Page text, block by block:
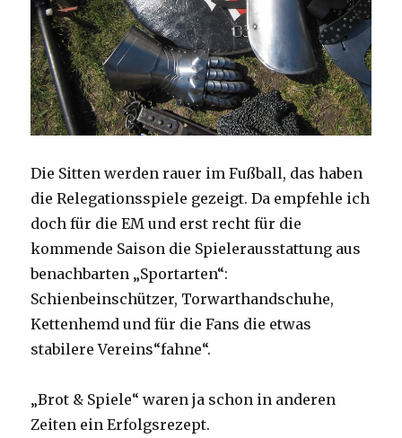
Die Sitten werden rauer im Fußball, das haben
die Relegationsspiele gezeigt. Da empfehle ich
doch für die EM und erst recht für die
kommende Saison die Spielerausstattung aus
benachbarten „Sportarten“:
Schienbeinschützer, Torwarthandschuhe,
Kettenhemd und für die Fans die etwas
stabilere Vereins“fahne“.
„Brot & Spiele“ waren ja schon in anderen
Zeiten ein Erfolgsrezept.